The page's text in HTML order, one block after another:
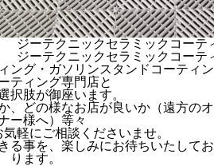
ング・ガソリンスタンドコーティン
ティング専門店と
択肢が御座います。
、どの様なお店が良いか（遠方のオ
ー様へ）等々
軽にご相談くださいませ。
る事を、楽しみにお待ちいたしてお
ります。